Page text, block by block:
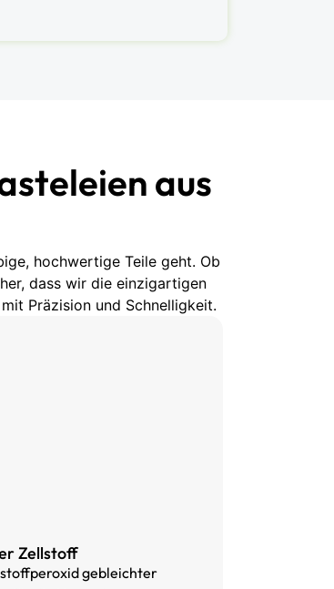
aus
hochwertige Teile geht. Ob
dass wir die einzigartigen
Präzision und Schnelligkeit.
Zellstoff
gebleichter